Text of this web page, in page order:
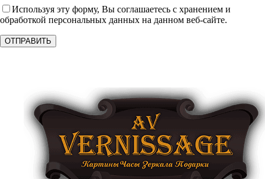
Используя эту форму, Вы соглашаетесь с хранением и
обработкой персональных данных на данном веб-сайте.